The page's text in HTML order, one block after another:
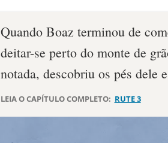
Quando Boaz terminou de
deitar-se perto do monte de
notada, descobriu os pés dele
LEIA O CAPÍTULO COMPLETO: RUTE 3